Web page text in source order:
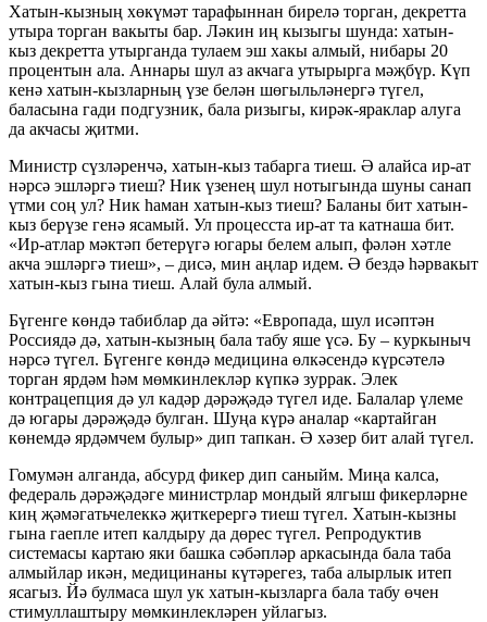
Хатын-кызның хөкүмәт тарафыннан бирелә торган, декретта
утыра торган вакыты бар. Ләкин иң кызыгы шунда: хатын-
кыз декретта утырганда тулаем эш хакы алмый, нибары 20
процентын ала. Аннары шул аз акчага утырырга мәҗбүр. Күп
кенә хатын-кызларның үзе белән шөгыльләнергә түгел,
баласына гади подгузник, бала ризыгы, кирәк-яраклар алуга
да акчасы җитми.
Министр сүзләренчә, хатын-кыз табарга тиеш. Ә алайса ир-ат
нәрсә эшләргә тиеш? Ник үзенең шул нотыгында шуны санап
үтми соң ул? Ник һаман хатын-кыз тиеш? Баланы бит хатын-
кыз берүзе генә ясамый. Ул процесста ир-ат та катнаша бит.
«Ир-атлар мәктәп бетерүгә югары белем алып, фәлән хәтле
акча эшләргә тиеш», – дисә, мин аңлар идем. Ә бездә һәрвакыт
хатын-кыз гына тиеш. Алай була алмый.
Бүгенге көндә табиблар да әйтә: «Европада, шул исәптән
Россиядә дә, хатын-кызның бала табу яше үсә. Бу – куркыныч
нәрсә түгел. Бүгенге көндә медицина өлкәсендә күрсәтелә
торган ярдәм һәм мөмкинлекләр күпкә зуррак. Элек
контрацепция дә ул кадәр дәрәҗәдә түгел иде. Балалар үлеме
дә югары дәрәҗәдә булган. Шуңа күрә аналар «картайган
көнемдә ярдәмчем булыр» дип тапкан. Ә хәзер бит алай түгел.
Гомумән алганда, абсурд фикер дип саныйм. Миңа калса,
федераль дәрәҗәдәге министрлар мондый ялгыш фикерләрне
киң җәмәгатьчелеккә җиткерергә тиеш түгел. Хатын-кызны
гына гаепле итеп калдыру да дөрес түгел. Репродуктив
системасы картаю яки башка сәбәпләр аркасында бала таба
алмыйлар икән, медицинаны күтәрегез, таба алырлык итеп
ясагыз. Йә булмаса шул ук хатын-кызларга бала табу өчен
стимуллаштыру мөмкинлекләрен уйлагыз.